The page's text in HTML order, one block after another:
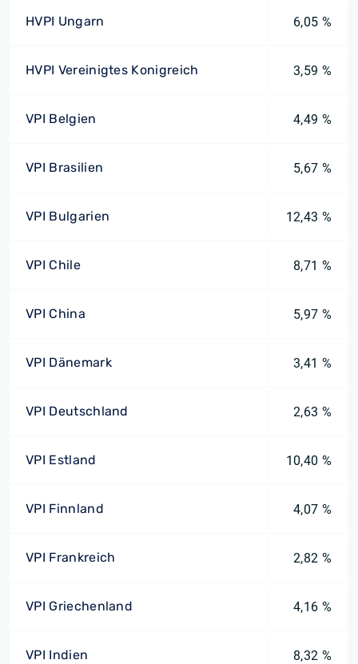
HVPI Ungarn 6,05 %
HVPI Vereinigtes Konigreich 3,59 %
VPI Belgien 4,49 %
VPI Brasilien 5,67 %
VPI Bulgarien 12,43 %
VPI Chile 8,71 %
VPI China 5,97 %
VPI Dänemark 3,41 %
VPI Deutschland 2,63 %
VPI Estland 10,40 %
VPI Finnland 4,07 %
VPI Frankreich 2,82 %
VPI Griechenland 4,16 %
VPI Indien 8,32 %